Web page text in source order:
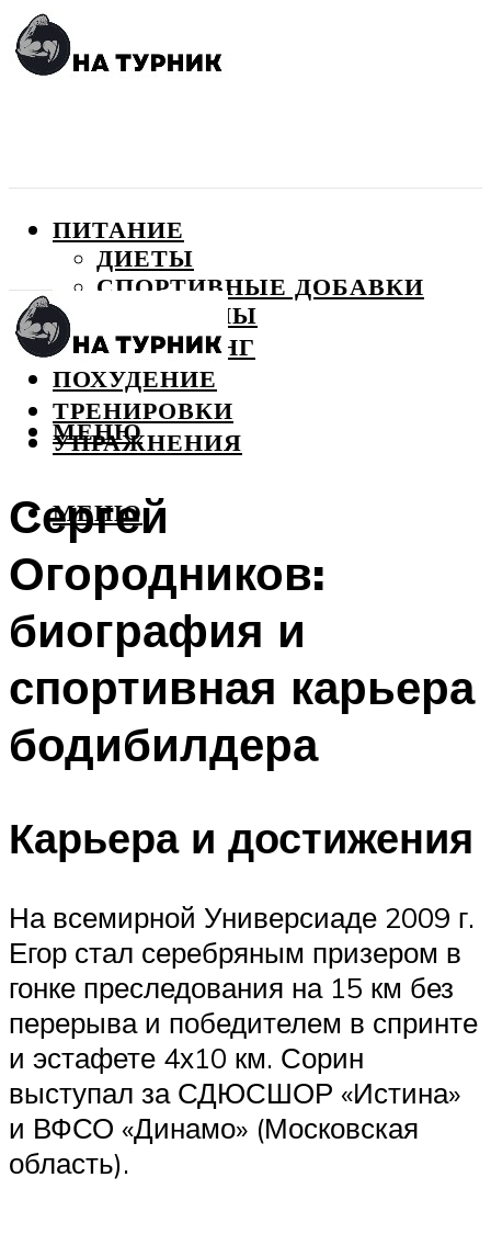
ПИТАНИЕ
ДИЕТЫ
СПОРТИВНЫЕ ДОБАВКИ
ВИТАМИНЫ
БОДИБИЛДИНГ
ПОХУДЕНИЕ
ТРЕНИРОВКИ
УПРАЖНЕНИЯ
МЕНЮ
МЕНЮ
Сергей
Огородников:
биография и
спортивная карьера
бодибилдера
Карьера и достижения
На всемирной Универсиаде 2009 г.
Егор стал серебряным призером в
гонке преследования на 15 км без
перерыва и победителем в спринте
и эстафете 4х10 км. Сорин
выступал за СДЮСШОР «Истина»
и ВФСО «Динамо» (Московская
область).